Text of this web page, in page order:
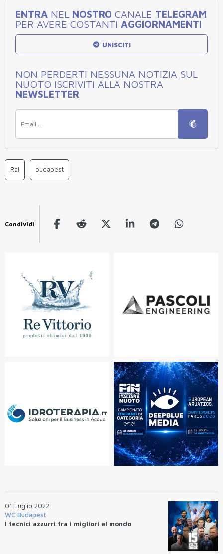
ENTRA NEL NOSTRO CANALE TELEGRAM
PER AVERE COSTANTI AGGIORNAMENTI
UNISCITI
NON PERDERTI NESSUNA NOTIZIA SUL
NUOTO ISCRIVITI ALLA NOSTRA
NEWSLETTER
Rai budapest
Condividi
01 Luglio 2022
WC Budapest
I tecnici azzurri fra i migliori al mondo